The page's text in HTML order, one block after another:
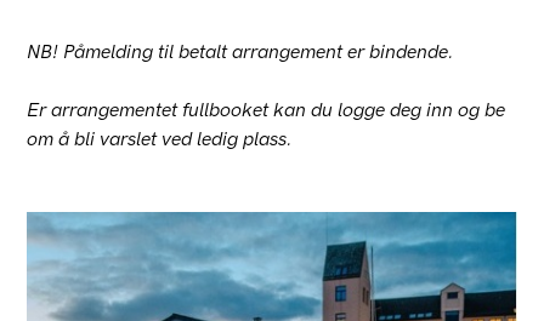
NB! Påmelding til betalt arrangement er bindende.
Er arrangementet fullbooket kan du logge deg inn og be
om å bli varslet ved ledig plass.